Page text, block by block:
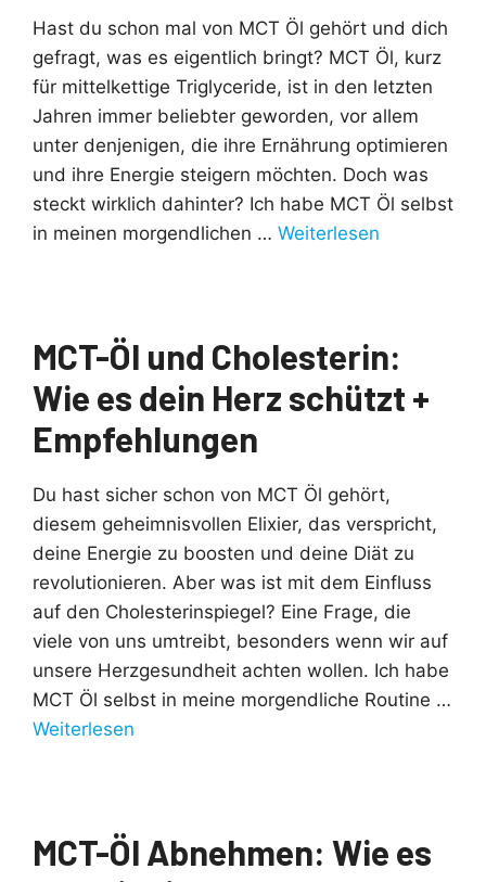
Hast du schon mal von MCT Öl gehört und dich
gefragt, was es eigentlich bringt? MCT Öl, kurz
für mittelkettige Triglyceride, ist in den letzten
Jahren immer beliebter geworden, vor allem
unter denjenigen, die ihre Ernährung optimieren
und ihre Energie steigern möchten. Doch was
steckt wirklich dahinter? Ich habe MCT Öl selbst
in meinen morgendlichen … Weiterlesen
MCT-Öl und Cholesterin:
Wie es dein Herz schützt +
Empfehlungen
Du hast sicher schon von MCT Öl gehört,
diesem geheimnisvollen Elixier, das verspricht,
deine Energie zu boosten und deine Diät zu
revolutionieren. Aber was ist mit dem Einfluss
auf den Cholesterinspiegel? Eine Frage, die
viele von uns umtreibt, besonders wenn wir auf
unsere Herzgesundheit achten wollen. Ich habe
MCT Öl selbst in meine morgendliche Routine …
Weiterlesen
MCT-Öl Abnehmen: Wie es